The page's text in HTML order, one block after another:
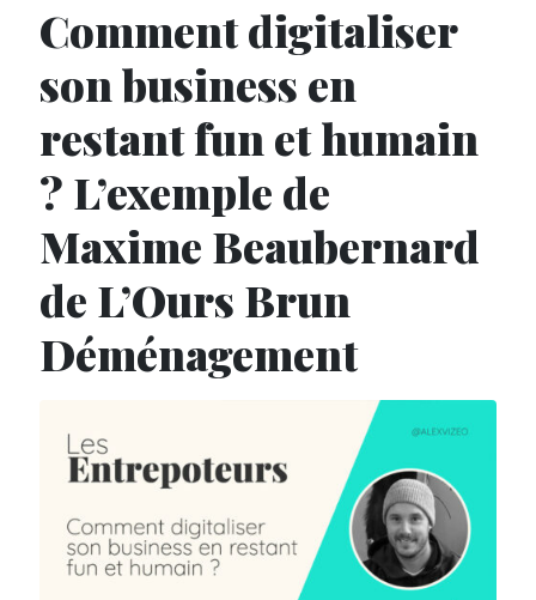
Comment digitaliser
son business en
restant fun et humain
? L’exemple de
Maxime Beaubernard
de L’Ours Brun
Déménagement